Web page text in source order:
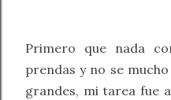
Primero que nada
prendas y no se
grandes, mi tarea fue